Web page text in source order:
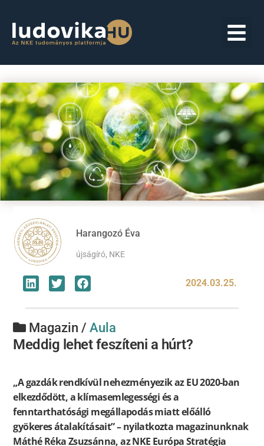
Harangozó Éva
újságíró, NKE
2024.03.25.
Magazin /Aula
Meddig lehet feszíteni a húrt?
„A gazdák rendkívül nehezményezik az EU 2020-ban
elkezdődött, a klímasemlegességi és a
fenntarthatósági megállapodás miatt előálló
gyökeres átalakításait” – nyilatkozta magazinunknak
Máthé Réka Zsuzsánna, az NKE Európa Stratégia